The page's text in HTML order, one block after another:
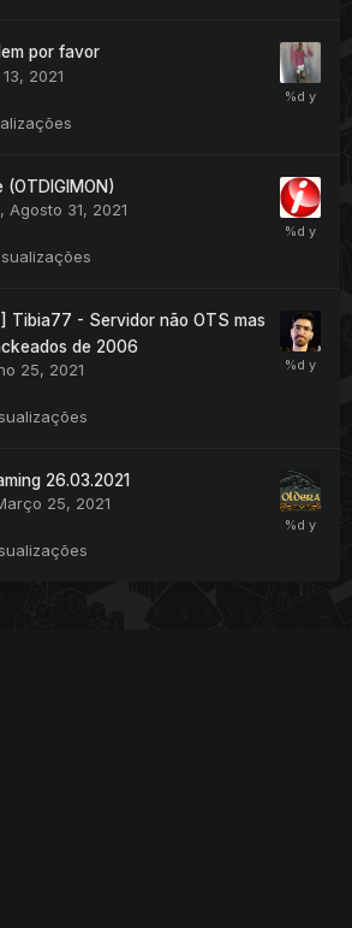
por favor
2021
(OTDIGIMON)
, Agosto 31, 2021
Tibia77 - Servidor não OTS mas
de 2006
25, 2021
26.03.2021
25, 2021